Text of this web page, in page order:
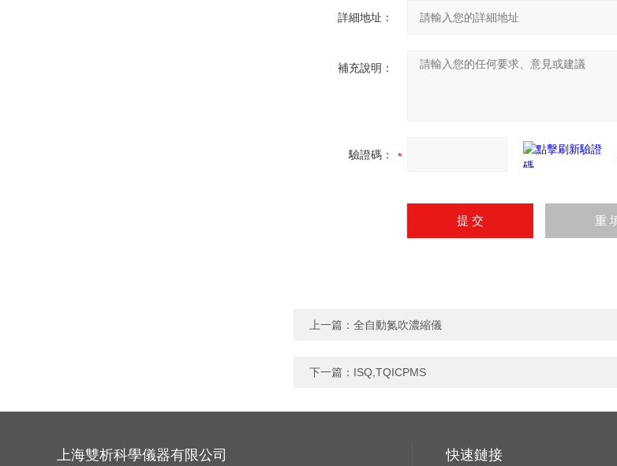
詳細地址：
補充說明：
驗證碼：
上一篇： 全自動氮吹濃縮儀
下一篇： ISQ,TQICPMS
上海雙析科學儀器有限公司 快速鏈接